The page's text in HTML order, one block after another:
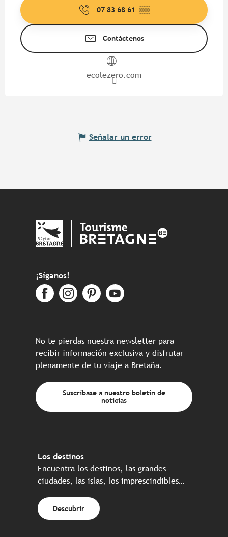
07 83 68 61 ▒▒
Contáctenos
ecolezero.com
Señalar un error
¡Síganos!
No te pierdas nuestra newsletter para
recibir información exclusiva y disfrutar
plenamente de tu viaje a Bretaña.
Suscríbase a nuestro boletín de
noticias
Los destinos
Encuentra los destinos, las grandes
ciudades, las islas, los imprescindibles…
Descubrir